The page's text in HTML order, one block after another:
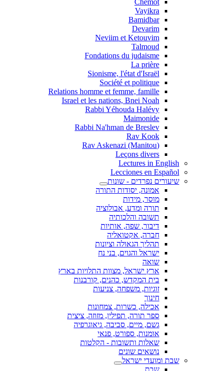
Chemot
Vayikra
Bamidbar
Devarim
Neviim et Ketouvim
Talmoud
Fondations du judaisme
La prière
Sionisme, l'état d'Israël
Société et politique
Relations homme et femme, famille
Israel et les nations, Bnei Noah
Rabbi Yéhouda Halévy
Maimonide
Rabbi Na'hman de Breslev
Rav Kook
(Rav Askenazi (Manitou
Leçons divers
Lectures in English
Lecciones en Español
שיעורים נפרדים - שונות
אמונה, יסודות התורה
מוסר, מידות
תורה ומדע, אבולוציה
תשובה והלכותיה
דיבור, שפה, אותיות
חברה, אקטואליה
תהליך הגאולה וציונות
ישראל והגוים, בני נח
שואה
ארץ ישראל, מצוות התלויות בארץ
בית המקדש, כהנים, קורבנות
זוגיות, משפחה, צניעות
חינוך
אכילה, כשרות, צמחונות
ספר תורה, תפילין, מזוזה, ציצית
גשם, מיים, סביבה, גיאוגרפיה
אומנות, ספורט, פנאי
שאלות ותשובות - הקלטות
נושאים שונים
שבת ומועדי ישראל
שבת